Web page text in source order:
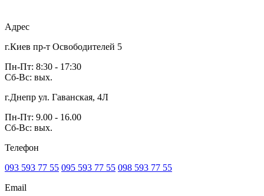
Адрес
г.Киев пр-т Освободителей 5
Пн-Пт: 8:30 - 17:30
Сб-Вс: вых.
г.Днепр ул. Гаванская, 4Л
Пн-Пт: 9.00 - 16.00
Сб-Вс: вых.
Телефон
093 593 77 55 095 593 77 55 098 593 77 55
Email